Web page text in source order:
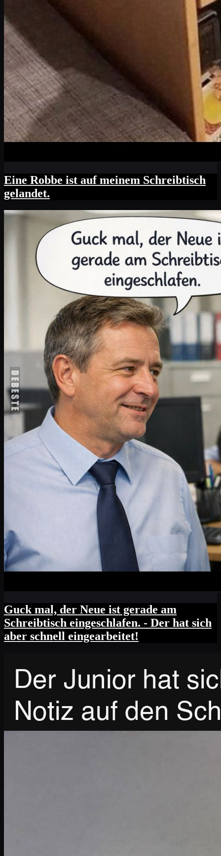
Eine Robbe ist auf meinem Schreibtisch
gelandet.
Guck mal, der Neue ist gerade am
Schreibtisch eingeschlafen. - Der hat sich
aber schnell eingearbeitet!